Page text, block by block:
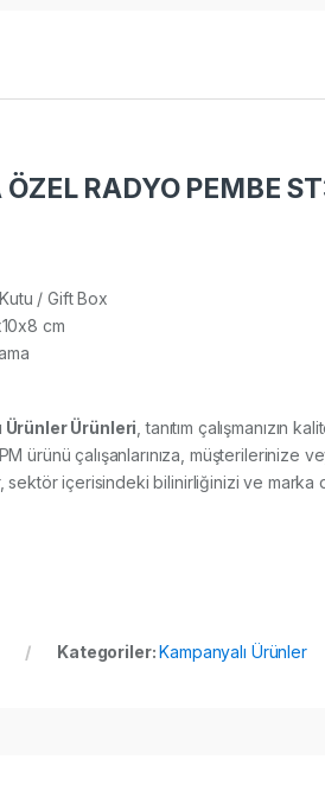
RADYO PEMBE
/ Gift Box
cm
Ürünler Ürünleri , tanıtım çalışmanızın
ürünü çalışanlarınıza,
sektör içerisindeki bilinirliğinizi ve marka
Kategoriler:Kampanyalı Ürünler